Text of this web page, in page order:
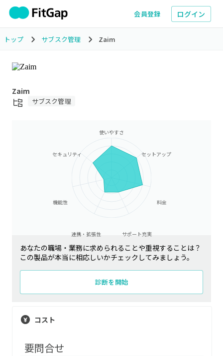
会員登録 ログイン
トップ サブスク管理 Zaim
Zaim
サブスク管理
使いやすさ
セットアップ
料金
サポート充実
連携・拡張性
機能性
セキュリティ
あなたの職場・業務に求められることや重視することは？
この製品が本当に相応しいかチェックしてみましょう。
診断を開始
コスト
要問合せ